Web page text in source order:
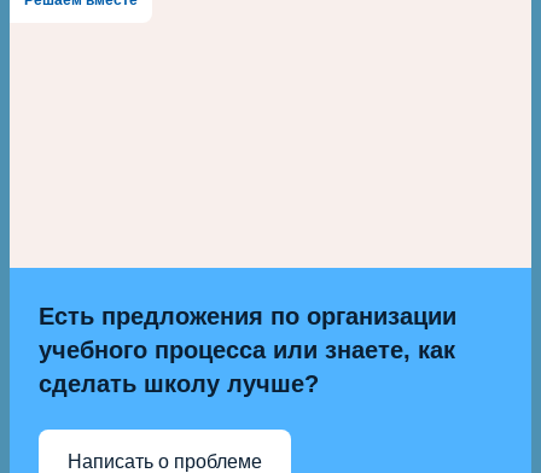
Есть предложения по организации
учебного процесса или знаете, как
сделать школу лучше?
Написать о проблеме